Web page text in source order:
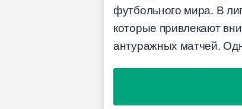
футбольного мира. В
которые привлекают
антуражных матчей.